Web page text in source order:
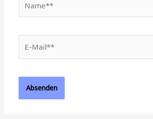
Mail**